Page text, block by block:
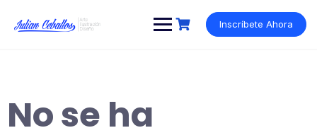
contenido
Inscríbete Ahora
No se ha